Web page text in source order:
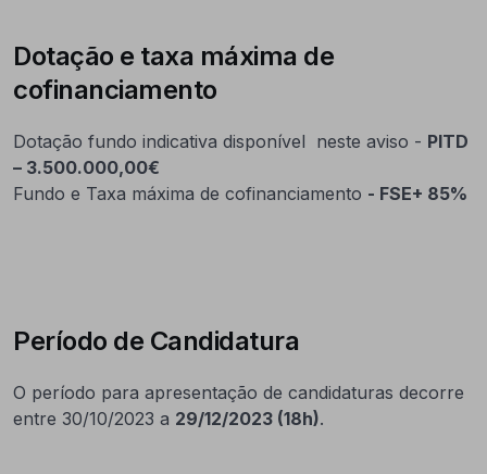
Dotação e taxa máxima de
cofinanciamento
Dotação fundo indicativa disponível neste aviso - PITD
– 3.500.000,00€
Fundo e Taxa máxima de cofinanciamento - FSE+ 85%
Período de Candidatura
O período para apresentação de candidaturas decorre
entre 30/10/2023 a 29/12/2023 (18h).